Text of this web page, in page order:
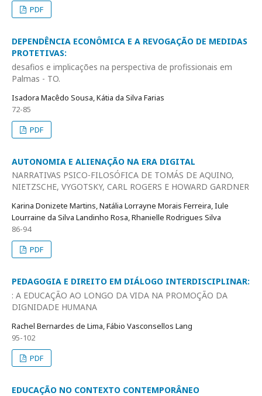
PDF
DEPENDÊNCIA ECONÔMICA E A REVOGAÇÃO DE MEDIDAS
PROTETIVAS:
desafios e implicações na perspectiva de profissionais em
Palmas - TO.
Isadora Macêdo Sousa, Kátia da Silva Farias
72-85
PDF
AUTONOMIA E ALIENAÇÃO NA ERA DIGITAL
NARRATIVAS PSICO-FILOSÓFICA DE TOMÁS DE AQUINO,
NIETZSCHE, VYGOTSKY, CARL ROGERS E HOWARD GARDNER
Karina Donizete Martins, Natália Lorrayne Morais Ferreira, Iule
Lourraine da Silva Landinho Rosa, Rhanielle Rodrigues Silva
86-94
PDF
PEDAGOGIA E DIREITO EM DIÁLOGO INTERDISCIPLINAR:
: A EDUCAÇÃO AO LONGO DA VIDA NA PROMOÇÃO DA
DIGNIDADE HUMANA
Rachel Bernardes de Lima, Fábio Vasconsellos Lang
95-102
PDF
EDUCAÇÃO NO CONTEXTO CONTEMPORÂNEO